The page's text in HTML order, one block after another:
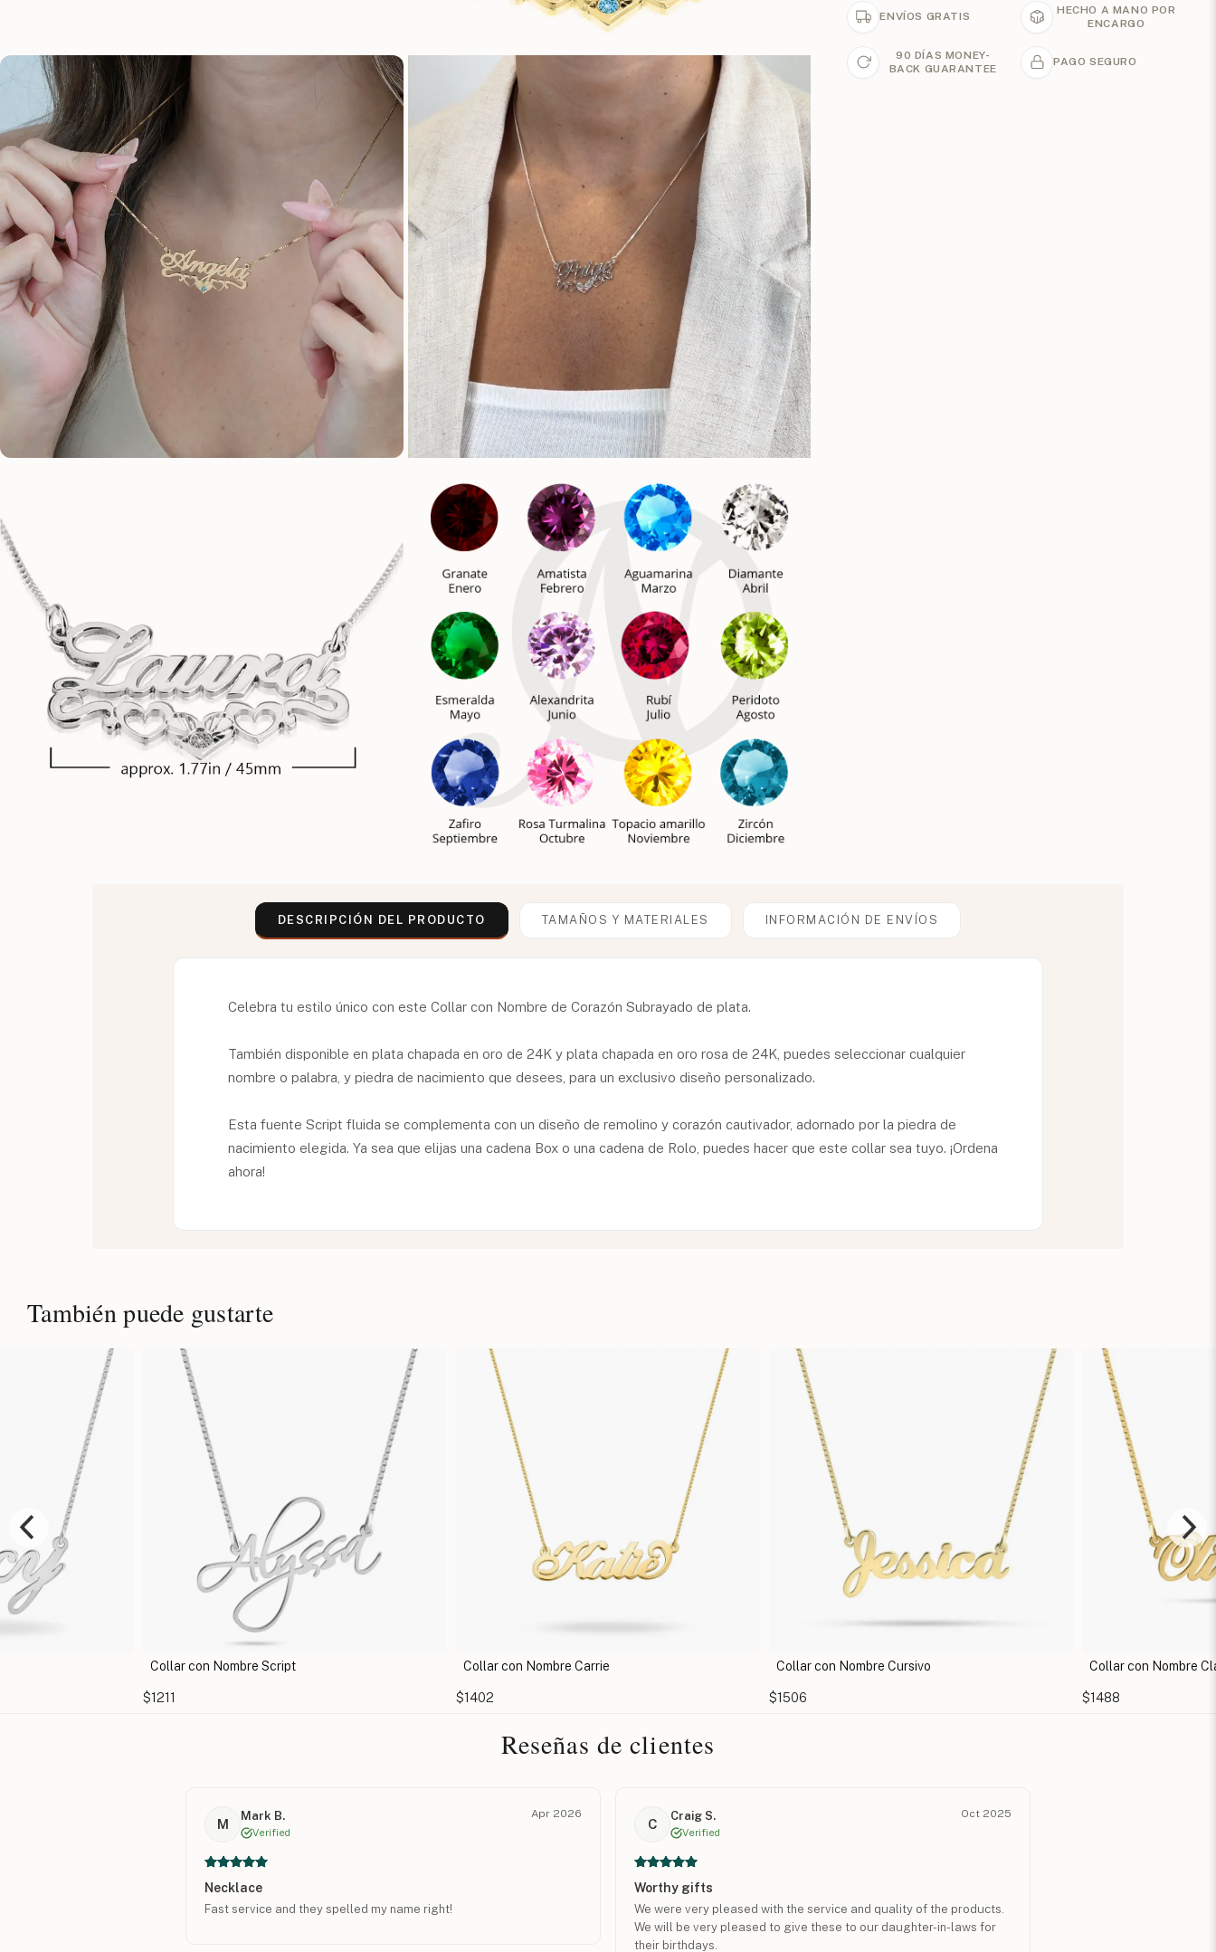
ENVÍOS GRATIS
HECHO A MANO POR
ENCARGO
90 DÍAS MONEY-
BACK GUARANTEE
PAGO SEGURO
DESCRIPCIÓN DEL PRODUCTO TAMAÑOS Y MATERIALES INFORMACIÓN DE ENVÍOS
Celebra tu estilo único con este Collar con Nombre de Corazón Subrayado de plata.
También disponible en plata chapada en oro de 24K y plata chapada en oro rosa de 24K, puedes seleccionar cualquier
nombre o palabra, y piedra de nacimiento que desees, para un exclusivo diseño personalizado.
Esta fuente Script fluida se complementa con un diseño de remolino y corazón cautivador, adornado por la piedra de
nacimiento elegida. Ya sea que elijas una cadena Box o una cadena de Rolo, puedes hacer que este collar sea tuyo. ¡Ordena
ahora!
También puede gustarte
Collar con Nombre Carrie
$1402
Collar con Nombre Cursivo
$1506
Collar con Nombre Clásico con Corazón
$1488
Collar con Nombre
$1402
Reseñas de clientes
M
Mark B.
Verified
Apr 2026
Necklace
Fast service and they spelled my name right!
C
Craig S.
Verified
Oct 2025
Worthy gifts
We were very pleased with the service and quality of the products.
We will be very pleased to give these to our daughter-in-laws for
their birthdays.